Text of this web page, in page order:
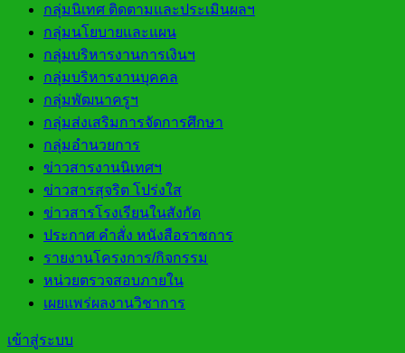
กลุ่มนิเทศ ติดตามและประเมินผลฯ
กลุ่มนโยบายและแผน
กลุ่มบริหารงานการเงินฯ
กลุ่มบริหารงานบุคคล
กลุ่มพัฒนาครูฯ
กลุ่มส่งเสริมการจัดการศึกษา
กลุ่มอำนวยการ
ข่าวสารงานนิเทศฯ
ข่าวสารสุจริต โปร่งใส
ข่าวสารโรงเรียนในสังกัด
ประกาศ คำสั่ง หนังสือราชการ
รายงานโครงการ/กิจกรรม
หน่วยตรวจสอบภายใน
เผยแพร่ผลงานวิชาการ
เข้าสู่ระบบ